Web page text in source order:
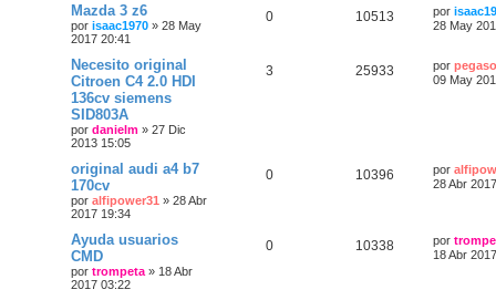
Mazda 3 z6
por isaac1970 » 28 May
2017 20:41
0 10513 por
28 May
Necesito original
Citroen C4 2.0 HDI
136cv siemens
SID803A
por danielm » 27 Dic
2013 15:05
3 25933 por
09 May
original audi a4 b7
170cv
por alfipower31 » 28 Abr
2017 19:34
0 10396 por
28 Abr
Ayuda usuarios
CMD
por trompeta » 18 Abr
2017 03:22
0 10338 por
18 Abr